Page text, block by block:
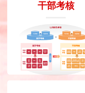
干部考核